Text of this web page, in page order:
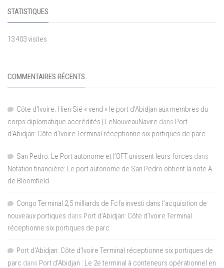
STATISTIQUES
13 403 visites
COMMENTAIRES RÉCENTS
Côte d'Ivoire: Hien Sié « vend » le port d'Abidjan aux membres du
corps diplomatique accrédités | LeNouveauNavire dans Port
d’Abidjan: Côte d’Ivoire Terminal réceptionne six portiques de parc
San Pedro: Le Port autonome et l’OFT unissent leurs forces dans
Notation financière: Le port autonome de San Pedro obtient la note A
de Bloomfield
Congo Terminal 2,5 milliards de Fcfa investi dans l’acquisition de
nouveaux portiques dans Port d’Abidjan: Côte d’Ivoire Terminal
réceptionne six portiques de parc
Port d'Abidjan: Côte d’Ivoire Terminal réceptionne six portiques de
parc dans Port d’Abidjan : Le 2e terminal à conteneurs opérationnel en